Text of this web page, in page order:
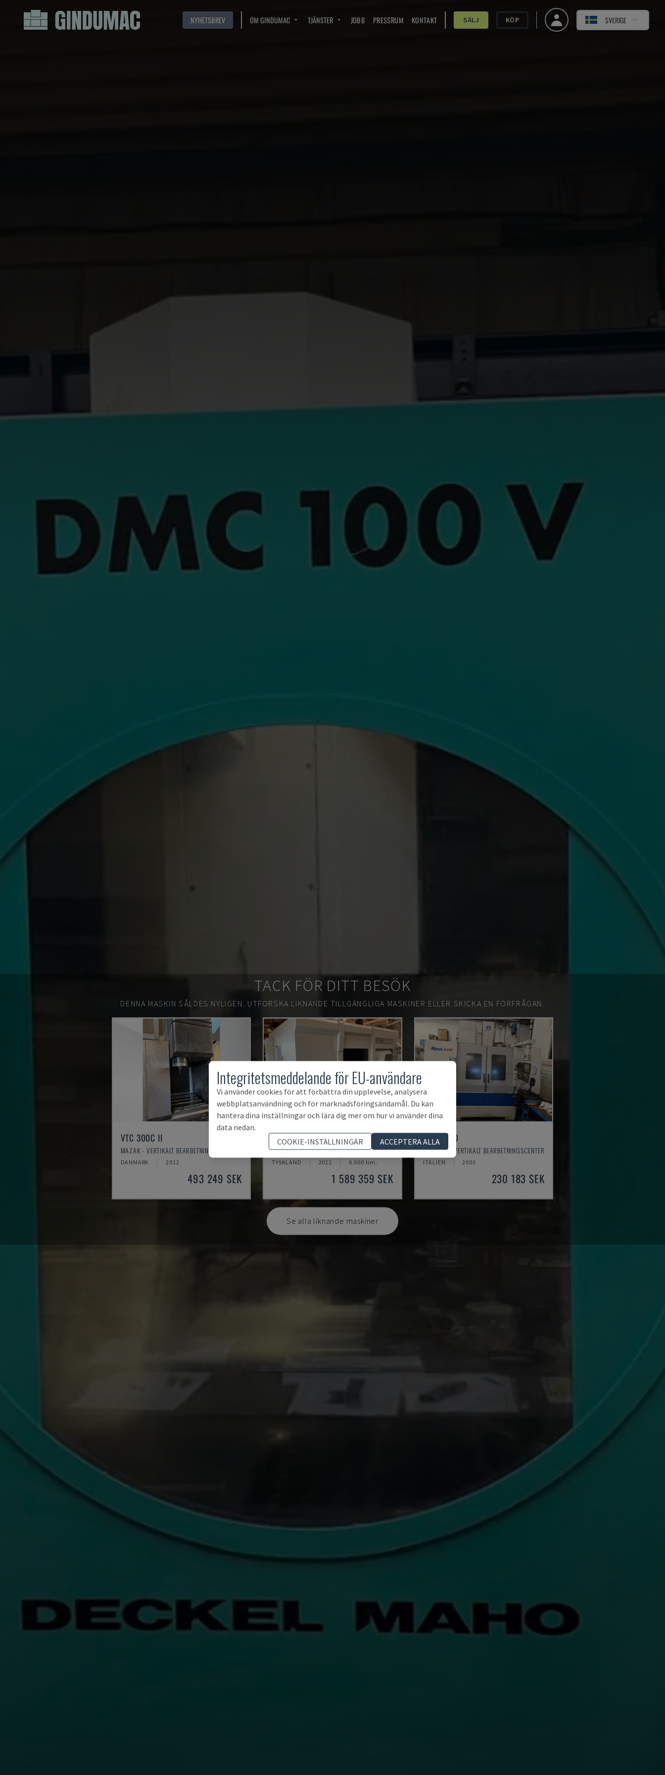
NYHETSBREV OM GINDUMAC TJÄNSTER JOBB PRESSRUM KONTAKT SÄLJ KÖP SVERIGE
TACK FÖR DITT BESÖK
DENNA MASKIN SÅLDES NYLIGEN. UTFORSKA LIKNANDE TILLGÄNGLIGA MASKINER ELLER SKICKA EN FÖRFRÅGAN.
VTC 300C II
MAZAK - VERTIKALT BEARBETNINGSCENTER
DANMARK 2012
493 249 SEK
U5-1530
SPINNER - VERTIKALT BEARBETNINGSCENTER
TYSKLAND 2021 6.000 tim.
1 589 359 SEK
MYNX 550
DAEWOO - VERTIKALT BEARBETNINGSCENTER
ITALIEN 2003
230 183 SEK
Se alla liknande maskiner
Integritetsmeddelande för EU-användare
Vi använder cookies för att förbättra din upplevelse, analysera
webbplatsanvändning och för marknadsföringsändamål. Du kan
hantera dina inställningar och lära dig mer om hur vi använder dina
data nedan.
COOKIE-INSTÄLLNINGAR
ACCEPTERA ALLA